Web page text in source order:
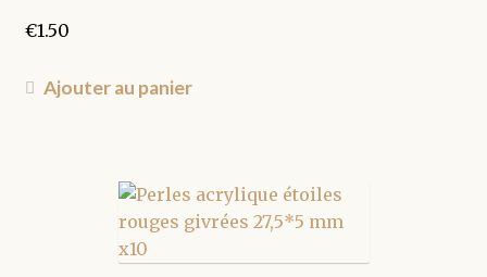
€1.50
Ajouter au panier